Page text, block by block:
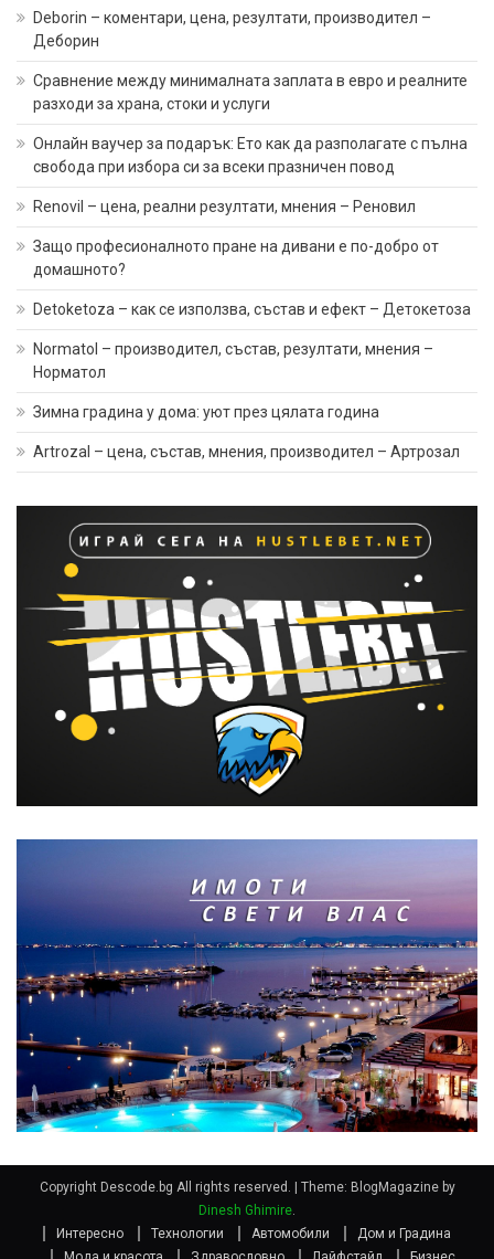
Deborin – коментари, цена, резултати, производител –
Деборин
Сравнение между минималната заплата в евро и реалните
разходи за храна, стоки и услуги
Онлайн ваучер за подарък: Ето как да разполагате с пълна
свобода при избора си за всеки празничен повод
Renovil – цена, реални резултати, мнения – Реновил
Защо професионалното пране на дивани е по-добро от
домашното?
Detoketoza – как се използва, състав и ефект – Детокетоза
Normatol – производител, състав, резултати, мнения –
Норматол
Зимна градина у дома: уют през цялата година
Artrozal – цена, състав, мнения, производител – Артрозал
Copyright Descode.bg All rights reserved.
Theme: BlogMagazine by
Dinesh Ghimire.
Интересно
Технологии Автомобили
Дом и Градина